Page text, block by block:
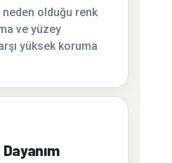
neden olduğu renk
ve yüzey
yüksek koruma